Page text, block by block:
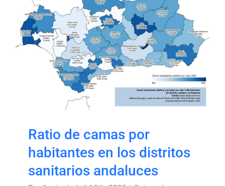
Ratio de camas por
habitantes en los distritos
sanitarios andaluces
Ratio de camas por
habitantes en los distritos
sanitarios andaluces